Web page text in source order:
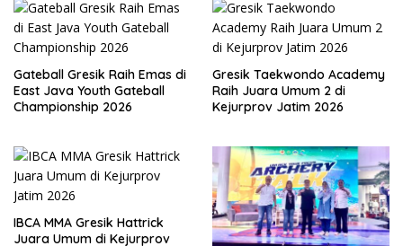
Gateball Gresik Raih Emas di
East Java Youth Gateball
Championship 2026
Gresik Taekwondo Academy
Raih Juara Umum 2 di
Kejurprov Jatim 2026
IBCA MMA Gresik Hattrick
Juara Umum di Kejurprov